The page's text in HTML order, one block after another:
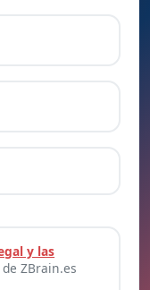
y las
de ZBrain.es